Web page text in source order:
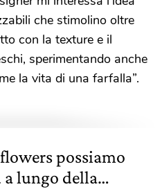
che stimolino oltre
con la texture e il
sperimentando anche
la vita di una farfalla”.
possiamo
a lungo della